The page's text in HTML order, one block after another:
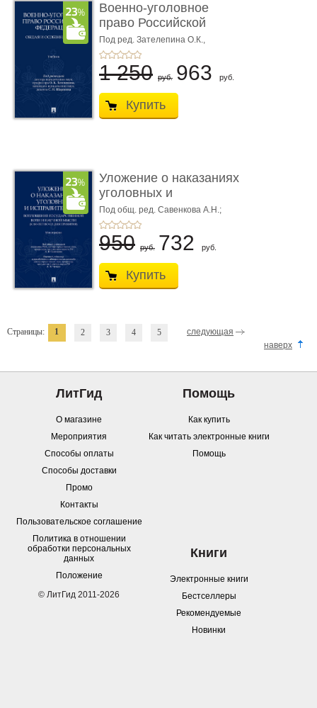
Военно-уголовное
право Российской
Федерации. � ...
Под ред. Зателепина О.К.,
Шарапова С.Н.
1 250 руб. 963 руб.
Купить
Уложение о наказаниях
уголовных и
исправитель ...
Под общ. ред. Савенкова А.Н.;
науч. ред. и рук. авт. кол. Чучаев
А.И.
950 руб. 732 руб.
Купить
Страницы: 1 2 3 4 5
следующая
наверх
ЛитГид
О магазине
Мероприятия
Способы оплаты
Способы доставки
Промо
Контакты
Пользовательское соглашение
Политика в отношении
обработки персональных
данных
Положение
© ЛитГид 2011-2026
Помощь
Как купить
Как читать электронные книги
Помощь
Книги
Электронные книги
Бестселлеры
Рекомендуемые
Новинки